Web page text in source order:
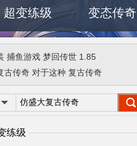
超变练级 变态传奇
捕鱼游戏 梦回传世 1.85
古传奇 对于这种 复古传奇
练级